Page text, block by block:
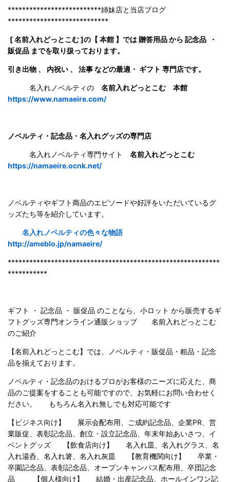
**************************姉妹店と当店ブログ
****************************
[ 名前入れどっとこむ ]の【 本館 】では 贈答用品 から 記念品 ・
販促品 までを取り扱っております。
引き出物 、 内祝い 、 法事 などの最適・ ギフト 専門店です。
名入れノベルティの 名前入れどっとこむ 本館
https://www.namaeire.com/
ノベルティ・記念品・名入れグッズの専門店
名入れノベルティ専門サイト 名前入れどっとこむ
https://namaeire.ocnk.net/
ノベルティやギフト商品のエピソードや好評をいただいているグ
ッズたち等を紹介しています。
名入れノベルティの色々な物語
http://ameblo.jp/namaeire/
***********************************************************
***********
ギフト ・ 記念品 ・ 販促品 のことなら、小ロット から販売するギ
フトグッズ専門オンライン通販ショップ 名前入れどっとこむ
のご紹介
【名前入れどっとこむ】では、ノベルティ・販促品・粗品・記念
品を揃えております。
ノベルティ・記念品のおけるプロがお客様のニーズに応えた、商
品のご提案をすることも可能ですので、お気軽にお問い合わせく
ださい。 もちろん名入れ無しでも対応可能です
【ビジネス向け】 展示会配布用、ご成約記念品、企業PR、営
業販促、表彰記念品、創立・設立記念品、年末年始あいさつ、イ
ベントグッズ 【飲食店向け】 名入れ皿、名入れグラス、名
入れ湯呑、名入れ箸、名入れ灰皿 【教育機関向け】 卒業・
卒園記念品、表彰記念品、オープンキャンパス配布用、卒団記念
品 【個人様向け】 結婚・出産記念品、ホールインワン記